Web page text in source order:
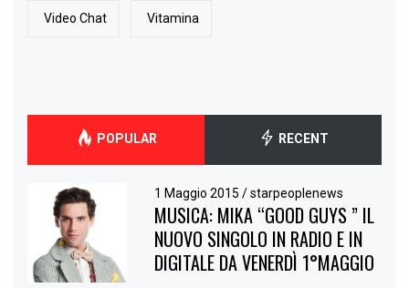
Video Chat Vitamina
POPULAR RECENT
1 Maggio 2015/ starpeoplenews
MUSICA: MIKA “GOOD GUYS ” IL
NUOVO SINGOLO IN RADIO E IN
DIGITALE DA VENERDÌ 1°MAGGIO